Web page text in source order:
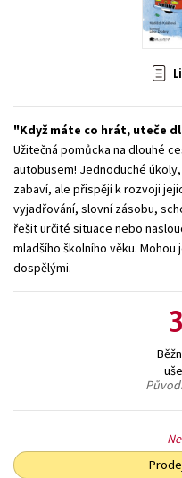
Když máte co hrát, uteče
Užitečná pomůcka na dlouhé
autobusem! Jednoduché
zabaví, ale přispějí k rozvoji
vyjadřování, slovní zásobu,
řešit určité situace nebo
mladšího školního věku.
dospělými.